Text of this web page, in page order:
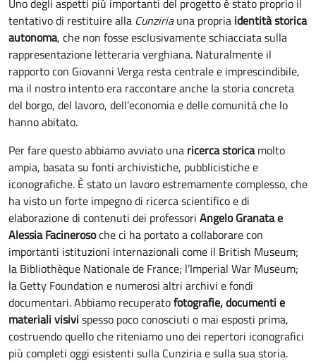
Uno degli aspetti più importanti del progetto è stato proprio il
tentativo di restituire alla Cunziriauna propria identità storica
autonoma, che non fosse esclusivamente schiacciata sulla
rappresentazione letteraria verghiana. Naturalmente il
rapporto con Giovanni Verga resta centrale e imprescindibile,
ma il nostro intento era raccontare anche la storia concreta
del borgo, del lavoro, dell’economia e delle comunità che lo
hanno abitato.
Per fare questo abbiamo avviato una ricerca storicamolto
ampia, basata su fonti archivistiche, pubblicistiche e
iconografiche. È stato un lavoro estremamente complesso, che
ha visto un forte impegno di ricerca scientifico e di
elaborazione di contenuti dei professori Angelo Granata e
Alessia Facinerosoche ci ha portato a collaborare con
importanti istituzioni internazionali come il British Museum;
la Bibliothèque Nationale de France; l’Imperial War Museum;
la Getty Foundation e numerosi altri archivi e fondi
documentari. Abbiamo recuperatofotografie, documenti e
materiali visivi spesso poco conosciuti o mai esposti prima,
costruendo quello che riteniamo uno dei repertori iconografici
più completi oggi esistenti sulla Cunziria e sulla sua storia.